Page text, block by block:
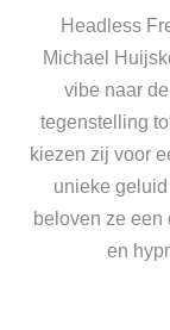
Headless
Michael
vibe naar
tegenstelling
kiezen zij voor
unieke
beloven ze
en